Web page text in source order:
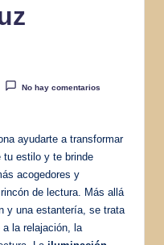
No hay comentarios
ayudarte a transformar
tu estilo y te brinde
acogedores y
de lectura. Más allá
y una estantería, se trata
la relajación, la